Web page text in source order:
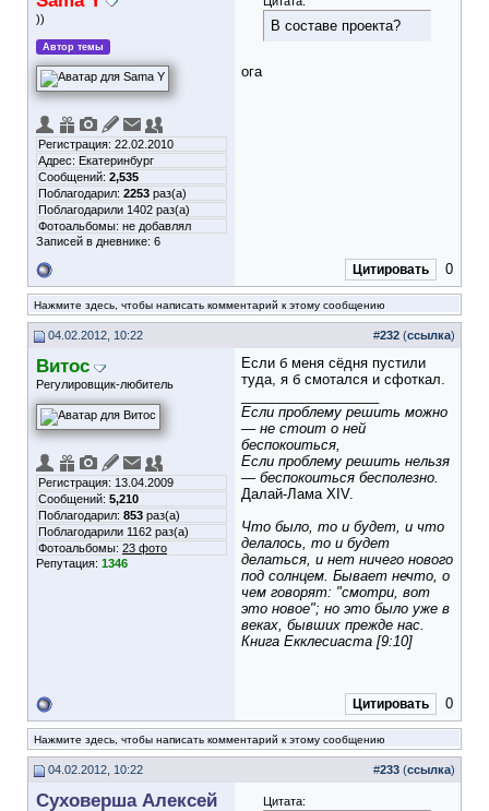
))
Автор темы
Регистрация: 22.02.2010
Адрес: Екатеринбург
Сообщений: 2,535
Поблагодарил: 2253 раз(а)
Поблагодарили 1402 раз(а)
Фотоальбомы: не добавлял
Записей в дневнике: 6
В составе проекта?
ога
Цитировать 0
Нажмите здесь, чтобы написать комментарий к этому сообщению
04.02.2012, 10:22 #232 (ссылка)
Витос
Регулировщик-любитель
Регистрация: 13.04.2009
Сообщений: 5,210
Поблагодарил: 853 раз(а)
Поблагодарили 1162 раз(а)
Фотоальбомы: 23 фото
Репутация: 1346
Если б меня сёдня пустили
туда, я б смотался и сфоткал.
Если проблему решить можно
— не стоит о ней
беспокоиться,
Если проблему решить нельзя
— беспокоиться бесполезно.
Далай-Лама XIV.
Что было, то и будет, и что
делалось, то и будет
делаться, и нет ничего нового
под солнцем. Бывает нечто, о
чем говорят: "смотри, вот
это новое"; но это было уже в
веках, бывших прежде нас.
Книга Екклесиаста [9:10]
Цитировать 0
Нажмите здесь, чтобы написать комментарий к этому сообщению
04.02.2012, 10:22 #233 (ссылка)
Суховерша Алексей Цитата: